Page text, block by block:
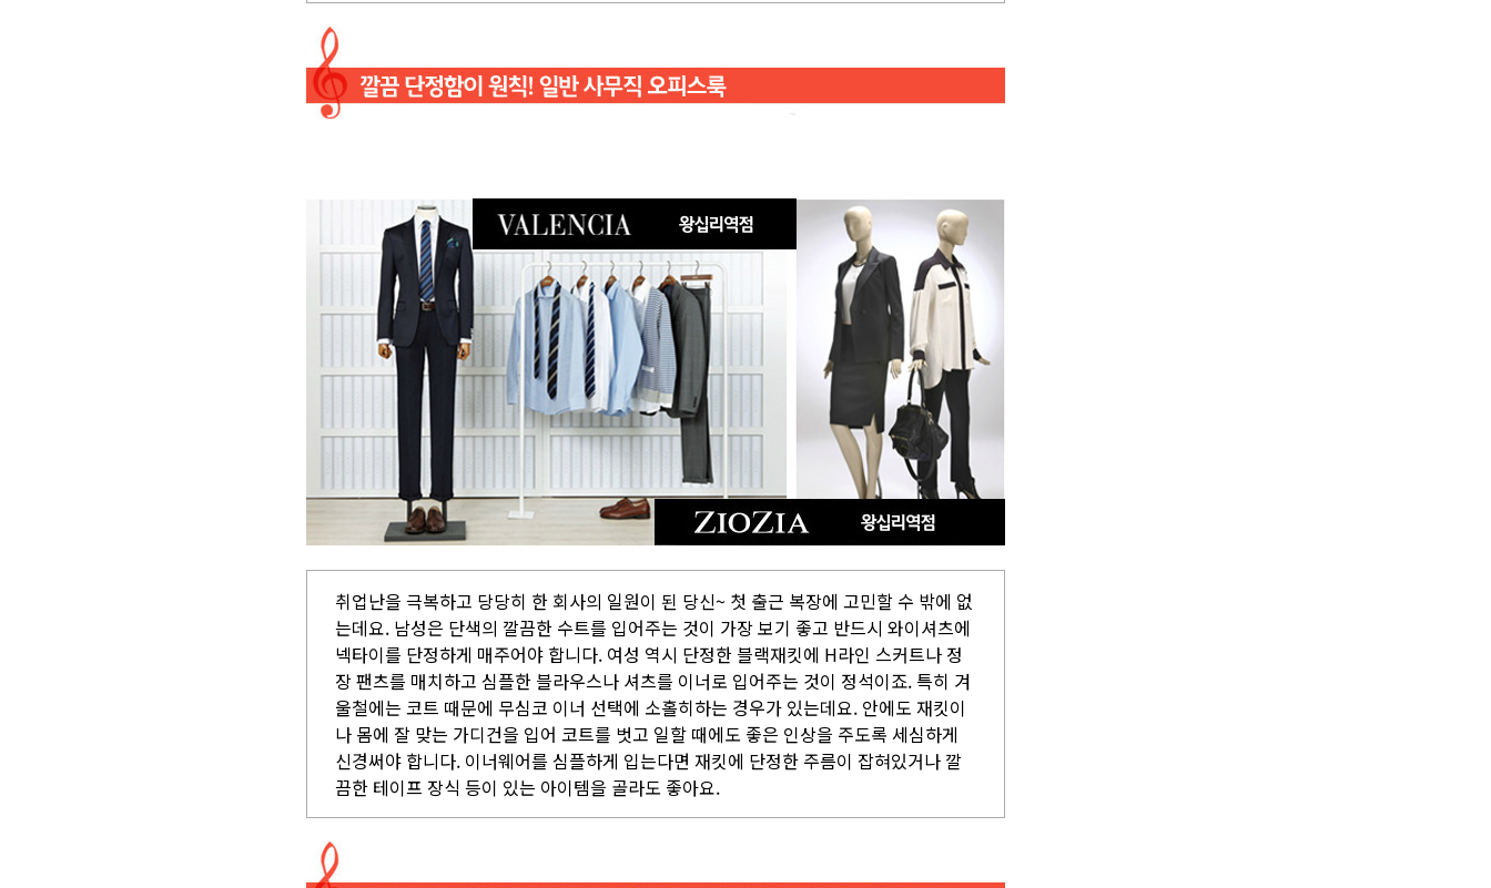
취업난을 극복하고 당당히 한 회사의 일원이 된 당신~ 첫 출근 복장에 고민할 수 밖에 없
는데요. 남성은 단색의 깔끔한 수트를 입어주는 것이 가장 보기 좋고 반드시 와이셔츠에
넥타이를 단정하게 매주어야 합니다. 여성 역시 단정한 블랙재킷에 H라인 스커트나 정
장 팬츠를 매치하고 심플한 블라우스나 셔츠를 이너로 입어주는 것이 정석이죠. 특히 겨
울철에는 코트 때문에 무심코 이너 선택에 소홀히하는 경우가 있는데요. 안에도 재킷이
나 몸에 잘 맞는 가디건을 입어 코트를 벗고 일할 때에도 좋은 인상을 주도록 세심하게
신경써야 합니다. 이너웨어를 심플하게 입는다면 재킷에 단정한 주름이 잡혀있거나 깔
끔한 테이프 장식 등이 있는 아이템을 골라도 좋아요.